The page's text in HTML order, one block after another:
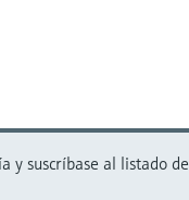
y suscríbase al listado de